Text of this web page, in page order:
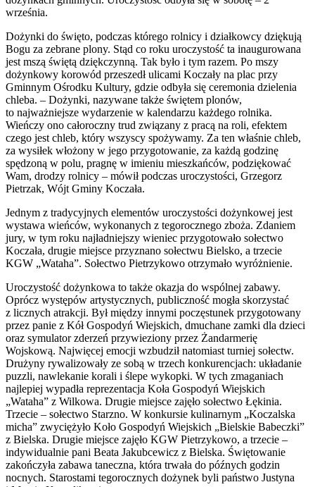
września.
Dożynki do święto, podczas którego rolnicy i działkowcy dziękują
Bogu za zebrane plony. Stąd co roku uroczystość ta inaugurowana
jest mszą świętą dziękczynną. Tak było i tym razem. Po mszy
dożynkowy korowód przeszedł ulicami Koczały na plac przy
Gminnym Ośrodku Kultury, gdzie odbyła się ceremonia dzielenia
chleba. – Dożynki, nazywane także świętem plonów,
to najważniejsze wydarzenie w kalendarzu każdego rolnika.
Wieńczy ono całoroczny trud związany z pracą na roli, efektem
czego jest chleb, który wszyscy spożywamy. Za ten właśnie chleb,
za wysiłek włożony w jego przygotowanie, za każdą godzinę
spędzoną w polu, pragnę w imieniu mieszkańców, podziękować
Wam, drodzy rolnicy – mówił podczas uroczystości, Grzegorz
Pietrzak, Wójt Gminy Koczała.
Jednym z tradycyjnych elementów uroczystości dożynkowej jest
wystawa wieńców, wykonanych z tegorocznego zboża. Zdaniem
jury, w tym roku najładniejszy wieniec przygotowało sołectwo
Koczała, drugie miejsce przyznano sołectwu Bielsko, a trzecie
KGW „Wataha”. Sołectwo Pietrzykowo otrzymało wyróżnienie.
Uroczystość dożynkowa to także okazja do wspólnej zabawy.
Oprócz występów artystycznych, publiczność mogła skorzystać
z licznych atrakcji. Był między innymi poczęstunek przygotowany
przez panie z Kół Gospodyń Wiejskich, dmuchane zamki dla dzieci
oraz symulator zderzeń przywieziony przez Żandarmerię
Wojskową. Najwięcej emocji wzbudził natomiast turniej sołectw.
Drużyny rywalizowały ze sobą w trzech konkurencjach: układanie
puzzli, nawlekanie korali i ślepe wykopki. W tych zmaganiach
najlepiej wypadła reprezentacja Koła Gospodyń Wiejskich
„Wataha” z Wilkowa. Drugie miejsce zajęło sołectwo Łękinia.
Trzecie – sołectwo Starzno. W konkursie kulinarnym „Koczalska
micha” zwyciężyło Koło Gospodyń Wiejskich „Bielskie Babeczki”
z Bielska. Drugie miejsce zajęło KGW Pietrzykowo, a trzecie –
indywidualnie pani Beata Jakubcewicz z Bielska. Świętowanie
zakończyła zabawa taneczna, która trwała do późnych godzin
nocnych. Starostami tegorocznych dożynek byli państwo Justyna